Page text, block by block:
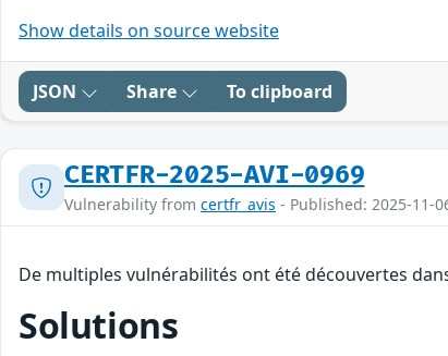
Show details on source website
JSON Share To clipboard
CERTFR-2025-AVI-0969
Vulnerability from certfr_avis - Published: 2025-11-
De multiples vulnérabilités ont été découvertes
Solutions